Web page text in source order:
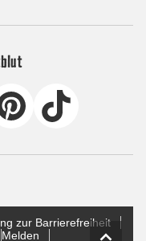
zur Barrierefreiheit
Melden